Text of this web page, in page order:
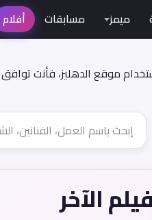
موقع الدهليز، فأنت
ميمز مسابقات أفلام
فيلم الآخر